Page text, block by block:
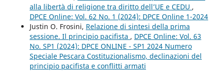
alla libertà di religione tra diritto dell’UE e CEDU ,
DPCE Online: Vol. 62 No. 1 (2024): DPCE Online 1-2024
Justin O. Frosini, Relazione di sintesi della prima
sessione. Il principio pacifista , DPCE Online: Vol. 63
No. SP1 (2024): DPCE ONLINE - SP1 2024 Numero
Speciale Pescara Costituzionalismo, declinazioni del
principio pacifista e conflitti armati